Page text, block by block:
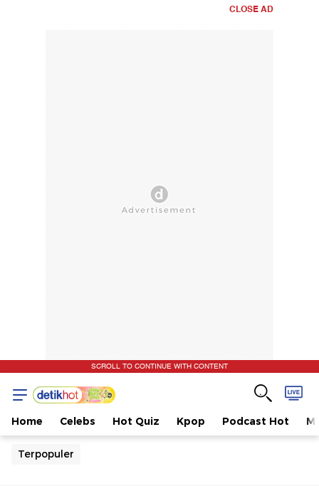
CLOSE AD
SCROLL TO CONTINUE WITH CONTENT
Home Celebs Hot Quiz Kpop Podcast Hot
Terpopuler